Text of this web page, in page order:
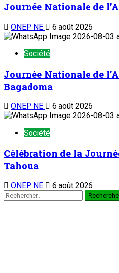
Journée Nationale de
ONEP NE 6 août 2026
Société
Journée Nationale de
Bagadoma
ONEP NE 6 août 2026
Société
Célébration de la
Tahoua
ONEP NE 6 août 2026